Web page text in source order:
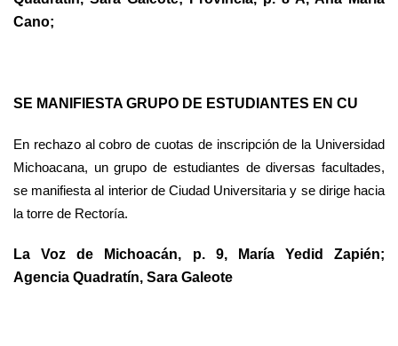
Cano;
SE MANIFIESTA GRUPO DE ESTUDIANTES EN CU
En rechazo al cobro de cuotas de inscripción de la Universidad
Michoacana, un grupo de estudiantes de diversas facultades,
se manifiesta al interior de Ciudad Universitaria y se dirige hacia
la torre de Rectoría.
La Voz de Michoacán, p. 9, María Yedid Zapién;
Agencia Quadratín, Sara Galeote